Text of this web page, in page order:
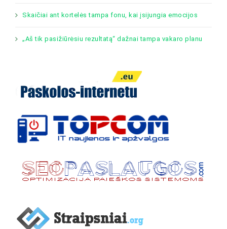
Skaičiai ant kortelės tampa fonu, kai įsijungia emocijos
„Aš tik pasižiūrėsiu rezultatą“ dažnai tampa vakaro planu